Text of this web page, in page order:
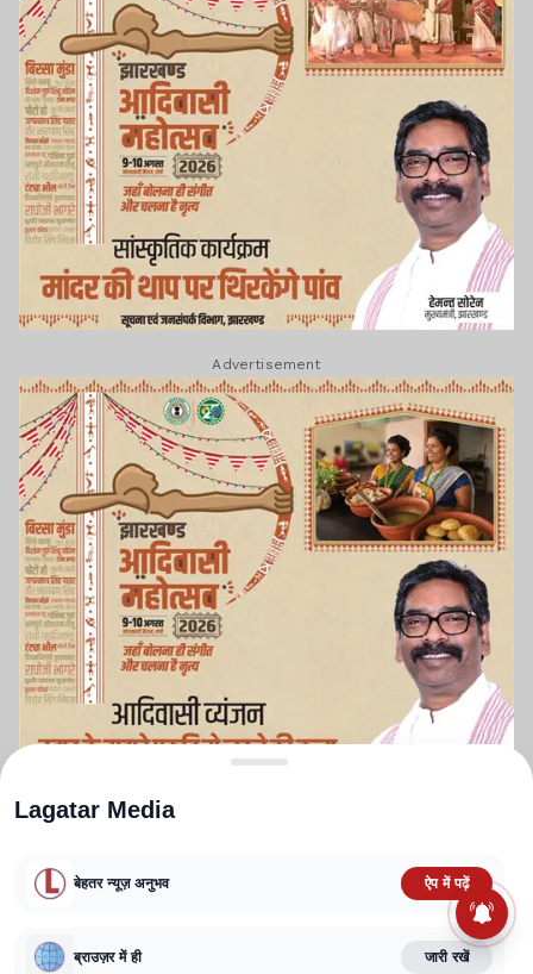
Advertisement
TERMS AND CONDITIONS
CORRECTIONS POLICY
FACT CHECKING POLICY
Lagatar Media
बेहतर न्यूज़ अनुभव ऐप में पढ़ें
ब्राउज़र में ही जारी रखें